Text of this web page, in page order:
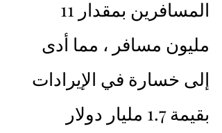
مليون مسافر ، مما أدى
إلى خسارة في الإيرادات
بقيمة 1.7 مليار دولار